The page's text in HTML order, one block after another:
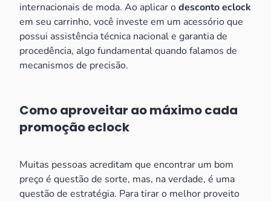
internacionais de moda. Ao aplicar odesconto eclock
em seu carrinho, você investe em um acessório que
possui assistência técnica nacional e garantia de
procedência, algo fundamental quando falamos de
mecanismos de precisão.
Como aproveitar ao máximo cada
promoção eclock
Muitas pessoas acreditam que encontrar um bom
preço é questão de sorte, mas, na verdade, é uma
questão de estratégia. Para tirar o melhor proveito